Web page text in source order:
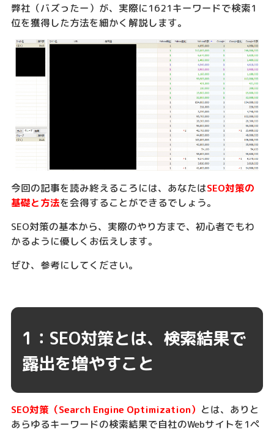
弊社（バズったー）が、実際に1621キーワードで検索1
位を獲得した方法を細かく解説します。
今回の記事を読み終えるころには、あなたはSEO対策の
基礎と方法を会得することができるでしょう。
SEO対策の基本から、実際のやり方まで、初心者でもわ
かるように優しくお伝えします。
ぜひ、参考にしてください。
1：SEO対策とは、検索結果で
露出を増やすこと
SEO対策（Search Engine Optimization） とは、ありと
あらゆるキーワードの検索結果で自社のWebサイトを1ペ